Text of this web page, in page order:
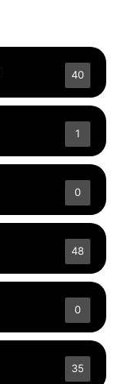
40
1
0
48
0
35